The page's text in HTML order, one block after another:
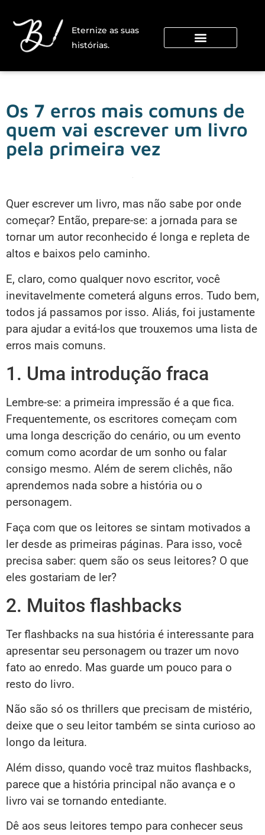
Eternize as suas
histórias.
Os 7 erros mais comuns de
quem vai escrever um livro
pela primeira vez
Quer escrever um livro, mas não sabe por onde
começar? Então, prepare-se: a jornada para se
tornar um autor reconhecido é longa e repleta de
altos e baixos pelo caminho.
E, claro, como qualquer novo escritor, você
inevitavelmente cometerá alguns erros. Tudo bem,
todos já passamos por isso. Aliás, foi justamente
para ajudar a evitá-los que trouxemos uma lista de
erros mais comuns.
1. Uma introdução fraca
Lembre-se: a primeira impressão é a que fica.
Frequentemente, os escritores começam com
uma longa descrição do cenário, ou um evento
comum como acordar de um sonho ou falar
consigo mesmo. Além de serem clichês, não
aprendemos nada sobre a história ou o
personagem.
Faça com que os leitores se sintam motivados a
ler desde as primeiras páginas. Para isso, você
precisa saber: quem são os seus leitores? O que
eles gostariam de ler?
2. Muitos flashbacks
Ter flashbacks na sua história é interessante para
apresentar seu personagem ou trazer um novo
fato ao enredo. Mas guarde um pouco para o
resto do livro.
Não são só os thrillers que precisam de mistério,
deixe que o seu leitor também se sinta curioso ao
longo da leitura.
Além disso, quando você traz muitos flashbacks,
parece que a história principal não avança e o
livro vai se tornando entediante.
Dê aos seus leitores tempo para conhecer seus